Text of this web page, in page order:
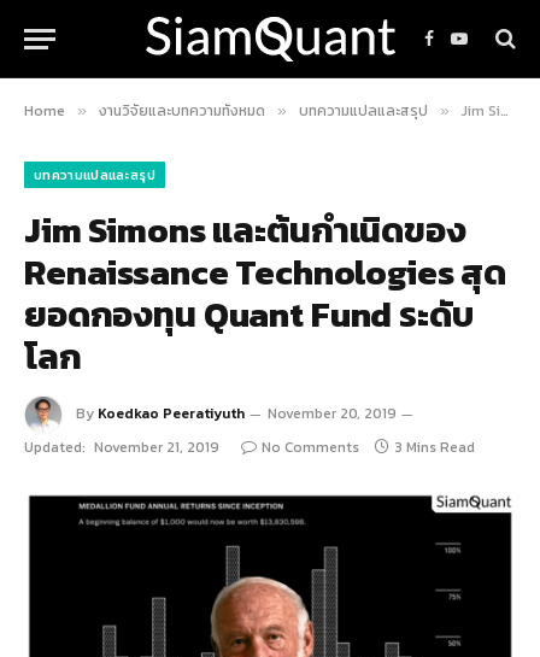
Facebook
YouTube
Home » งานวิจัยและบทความทั้งหมด » บทความแปลและสรุป » Jim Simons และต้นกำเนิดของ Renaissance Technologies สุดยอดกองทุน Quant Fund ระดับโลก
บทความแปลและสรุป
Jim Simons และต้นกำเนิดของ
Renaissance Technologies สุด
ยอดกองทุน Quant Fund ระดับ
โลก
By Koedkao Peeratiyuth
November 20, 2019
Updated: November 21, 2019 No Comments 3 Mins Read